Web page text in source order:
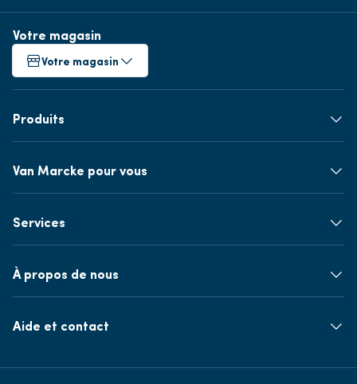
Votre magasin
Votre magasin
Produits
Van Marcke pour vous
Services
À propos de nous
Aide et contact